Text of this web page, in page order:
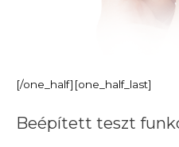
[/one_half][one_half_last]
Beépített teszt